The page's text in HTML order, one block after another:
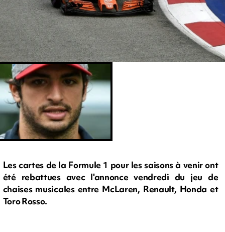
Les cartes de la Formule 1 pour les saisons à venir ont
été rebattues avec l'annonce vendredi du jeu de
chaises musicales entre McLaren, Renault, Honda et
Toro Rosso.